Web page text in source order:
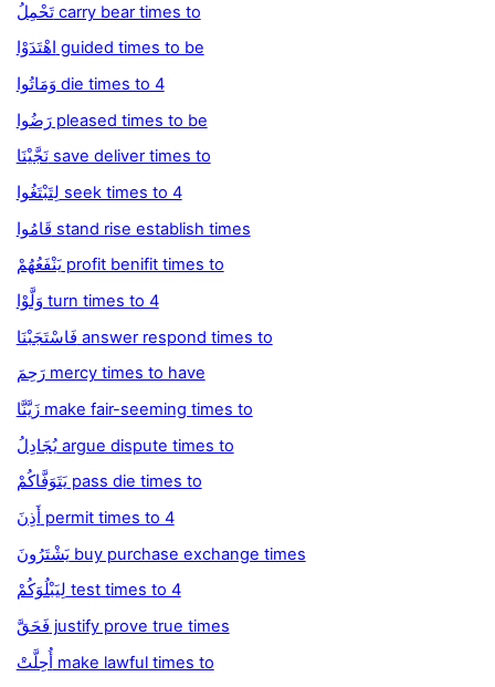
تَحْمِلُ carry bear times to
اهْتَدَوْا guided times to be
وَمَاتُوا die times to 4
رَضُوا pleased times to be
نَجَّيْنَا save deliver times to
لِتَبْتَغُوا seek times to 4
قَامُوا stand rise establish times
يَنْفَعُهُمْ profit benifit times to
وَلَّوْا turn times to 4
فَاسْتَجَبْنَا answer respond times to
رَحِمَ mercy times to have
زَيَّنَّا make fair-seeming times to
يُجَادِلُ argue dispute times to
يَتَوَفَّاكُمْ pass die times to
أَذِنَ permit times to 4
يَشْتَرُونَ buy purchase exchange times
لِيَبْلُوَكُمْ test times to 4
فَحَقَّ justify prove true times
أُحِلَّتْ make lawful times to